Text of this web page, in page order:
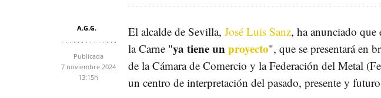
A.G.G.
Publicada
7 noviembre 2024
13:15h
El alcalde de Sevilla, José Luis Sanz, ha anunciado que
la Carne "ya tiene unproyecto", que se presentará en
de la Cámara de Comercio y la Federación del Metal
un centro de interpretación del pasado, presente y